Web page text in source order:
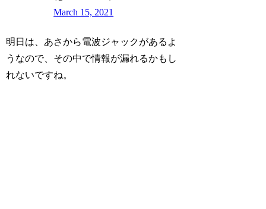
March 15, 2021
明日は、あさから電波ジャックがあるよ
うなので、その中で情報が漏れるかもし
れないですね。